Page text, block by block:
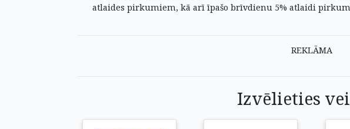
atlaides pirkumiem, kā arī īpašo brīvdienu 5% atlaidi
REKLĀMA
Izvēlieties